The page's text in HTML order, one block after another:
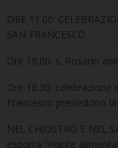
ORE 11.00:
SAN FRANCESCO.
Ore 18.00: s. Rosario
Ore 18.30:
Francesco presiedono
NEL CHIOSTRO E NEL
esporrà “Piante